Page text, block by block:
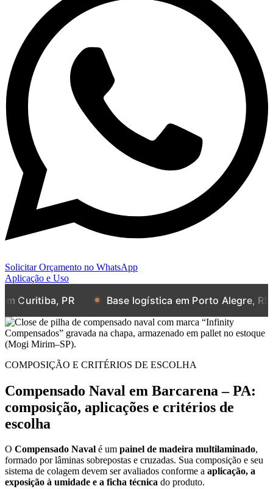
Solicitar Orçamento no WhatsApp
Aplicação e Uso
PR Base logística em Porto Alegre, RS
COMPOSIÇÃO E CRITÉRIOS DE ESCOLHA
Compensado Naval em Barcarena – PA:
composição, aplicações e critérios de
escolha
O Compensado Naval é um painel de madeira multilaminado,
formado por lâminas sobrepostas e cruzadas. Sua composição e seu
sistema de colagem devem ser avaliados conforme a aplicação, a
exposição à umidade e a ficha técnica do produto.